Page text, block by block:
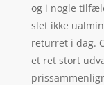
og i nogle
slet ikke
returret i dag.
et ret stort